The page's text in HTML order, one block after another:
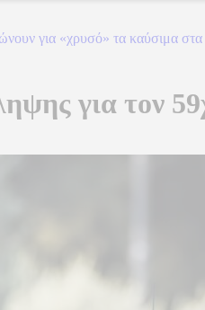
για «χρυσό» τα καύσιμα στα
για τον